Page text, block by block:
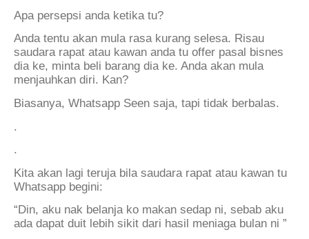
Apa persepsi anda ketika tu?
Anda tentu akan mula rasa kurang selesa. Risau
saudara rapat atau kawan anda tu offer pasal bisnes
dia ke, minta beli barang dia ke. Anda akan mula
menjauhkan diri. Kan?
Biasanya, Whatsapp Seen saja, tapi tidak berbalas.
.
.
Kita akan lagi teruja bila saudara rapat atau kawan tu
Whatsapp begini:
“Din, aku nak belanja ko makan sedap ni, sebab aku
ada dapat duit lebih sikit dari hasil meniaga bulan ni ”